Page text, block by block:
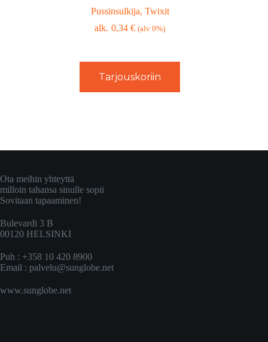
Pussinsulkija, Twixit
0,34€ (alv 0%)
Tarjouskoriin
Ota meihin yhteyttä
milloin tahansa sinulle sopii
Sovitaan tapaaminen!
Bulevardi 3 B
00120 HELSINKI
Puh : +358 10 420 8900
Email : palvelu@sunglobe.net
www.sunglobe.net